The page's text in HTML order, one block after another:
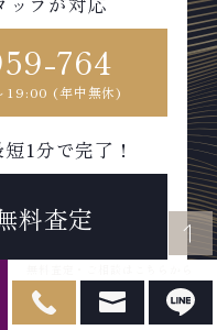
764
19:00 (年中無休)
1分で完了！
料査定
査定可能！